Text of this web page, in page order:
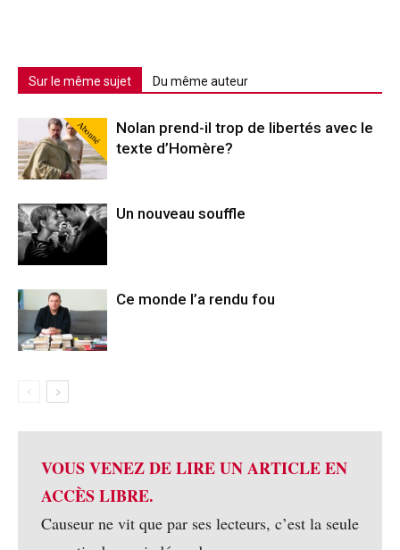
Sur le même sujet Du même auteur
Abonné
Nolan prend-il trop de libertés avec le
texte d’Homère?
Un nouveau souffle
Ce monde l’a rendu fou
VOUS VENEZ DE LIRE UN ARTICLE EN
ACCÈS LIBRE.
Causeur ne vit que par ses lecteurs, c’est la seule